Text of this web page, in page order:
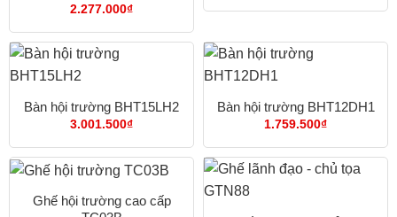
2.277.000₫
Bàn hội trường BHT15LH2
3.001.500₫
Bàn hội trường BHT12DH1
1.759.500₫
Ghế hội trường cao cấp